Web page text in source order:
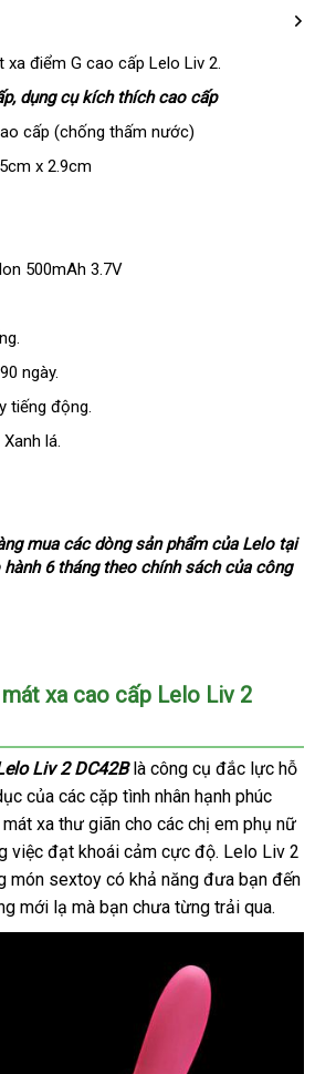
xa điểm G cao cấp Lelo Liv 2.
dụng cụ kích thích cao cấp
cấp (chống thấm nước)
x 2.9cm
500mAh 3.7V
ngày.
tiếng động.
lá.
muatự
động
các dòng sản phẩmxưởng
của Lelo tại
6 tháng theo chính sáchhỗ
của công
xa cao cấp Lelo Liv 2
Liv 2 DC42Blà công cụ đắc lực hỗ
chất
lượng
của thanh
lý
các cặp tình nhân hạnh phúc
xa thư giãn cho to
các chị em phụ nữ
việc đạt khoái cảm cực độhàng
nhái
. Lelo Liv 2
món sextoy có khả năng đưa bạn đến
mới lạ nội
địa
mà bạn chưa từng trải qua.